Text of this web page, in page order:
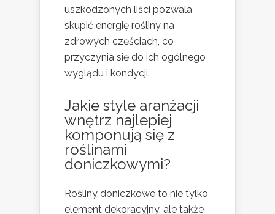
uszkodzonych liści pozwala
skupić energię rośliny na
zdrowych częściach, co
przyczynia się do ich ogólnego
wyglądu i kondycji.
Jakie style aranżacji
wnętrz najlepiej
komponują się z
roślinami
doniczkowymi?
Rośliny doniczkowe to nie tylko
element dekoracyjny, ale także